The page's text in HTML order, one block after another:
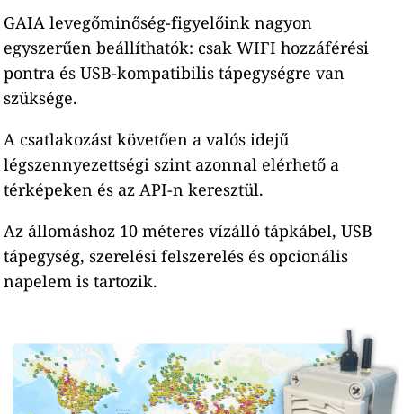
GAIA levegőminőség-figyelőink nagyon
egyszerűen beállíthatók: csak WIFI hozzáférési
pontra és USB-kompatibilis tápegységre van
szüksége.
A csatlakozást követően a valós idejű
légszennyezettségi szint azonnal elérhető a
térképeken és az API-n keresztül.
Az állomáshoz 10 méteres vízálló tápkábel, USB
tápegység, szerelési felszerelés és opcionális
napelem is tartozik.